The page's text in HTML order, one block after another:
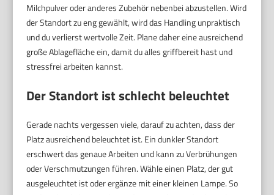
Milchpulver oder anderes Zubehör nebenbei abzustellen. Wird
der Standort zu eng gewählt, wird das Handling unpraktisch
und du verlierst wertvolle Zeit. Plane daher eine ausreichend
große Ablagefläche ein, damit du alles griffbereit hast und
stressfrei arbeiten kannst.
Der Standort ist schlecht beleuchtet
Gerade nachts vergessen viele, darauf zu achten, dass der
Platz ausreichend beleuchtet ist. Ein dunkler Standort
erschwert das genaue Arbeiten und kann zu Verbrühungen
oder Verschmutzungen führen. Wähle einen Platz, der gut
ausgeleuchtet ist oder ergänze mit einer kleinen Lampe. So